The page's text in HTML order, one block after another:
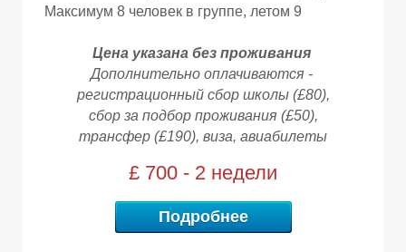
Максимум 8 человек в группе, летом 9
Цена указана без проживания
Дополнительно оплачиваются -
регистрационный сбор школы (£80),
сбор за подбор проживания (£50),
трансфер (£190), виза, авиабилеты
£ 700 - 2 недели
Подробнее